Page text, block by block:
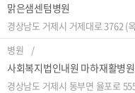
맑은샘센텀병원
경상남도 거제시 거제대로 3762 (
병원
사회복지법인내원 마하재활병원
경상남도 거제시 동부면 율포로